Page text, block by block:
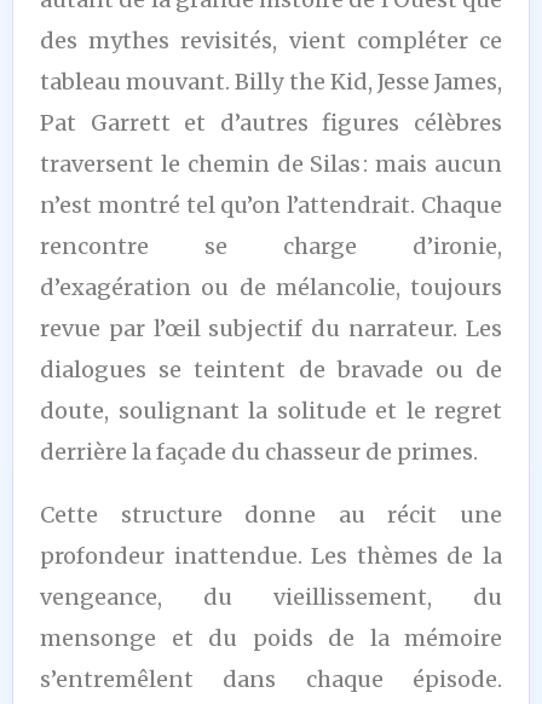
des mythes revisités, vient compléter ce
tableau mouvant. Billy the Kid, Jesse James,
Pat Garrett et d’autres figures célèbres
traversent le chemin de Silas : mais aucun
n’est montré tel qu’on l’attendrait. Chaque
rencontre se charge d’ironie,
d’exagération ou de mélancolie, toujours
revue par l’œil subjectif du narrateur. Les
dialogues se teintent de bravade ou de
doute, soulignant la solitude et le regret
derrière la façade du chasseur de primes.
Cette structure donne au récit une
profondeur inattendue. Les thèmes de la
vengeance, du vieillissement, du
mensonge et du poids de la mémoire
s’entremêlent dans chaque épisode.